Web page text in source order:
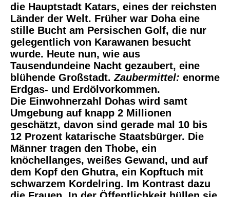
die Hauptstadt Katars, eines der reichsten
Länder der Welt. Früher war Doha eine
stille Bucht am Persischen Golf, die nur
gelegentlich von Karawanen besucht
wurde. Heute nun, wie aus
Tausendundeine Nacht gezaubert, eine
blühende Großstadt.Zaubermittel: enorme
Erdgas- und Erdölvorkommen.
Die Einwohnerzahl Dohas wird samt
Umgebung auf knapp 2 Millionen
geschätzt, davon sind gerade mal 10 bis
12 Prozent katarische Staatsbürger. Die
Männer tragen den Thobe, ein
knöchellanges, weißes Gewand, und auf
dem Kopf den Ghutra, ein Kopftuch mit
schwarzem Kordelring. Im Kontrast dazu